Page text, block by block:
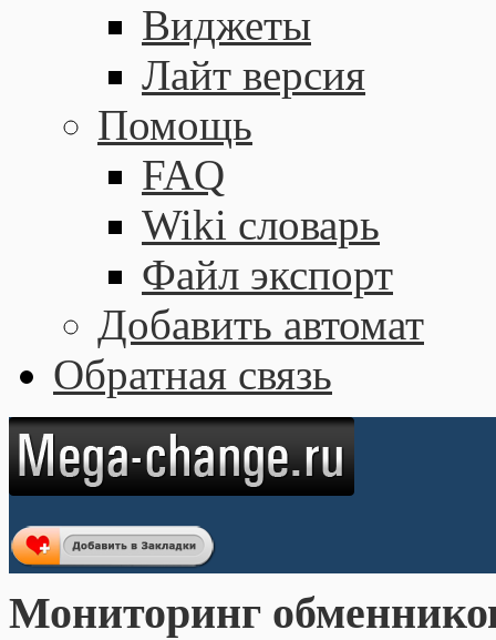
Виджеты
Лайт версия
Помощь
FAQ
Wiki словарь
Файл экспорт
Добавить автомат
Обратная связь
Мониторинг